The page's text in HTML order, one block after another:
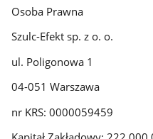
Osoba Prawna
Szulc-Efekt sp. z o. o.
ul. Poligonowa 1
04-051 Warszawa
nr KRS: 0000059459